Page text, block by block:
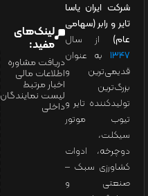
شرکت ایران یاسا
تایر و رابر (سهامی
عام) از سال
۱۳۴۷ به عنوان
قدیمی‌ترین و
بزرگ‌ترین
تولیدکننده تایر و
تیوب موتور
سیکلت،
دوچرخه، ادوات
کشاورزی سبک –
صنعتی و
لینک‌های
مفید:
دریافت مشاوره
اطلاعات مالی
اخبار مرتبط
لیست نمایندگان
داخلی